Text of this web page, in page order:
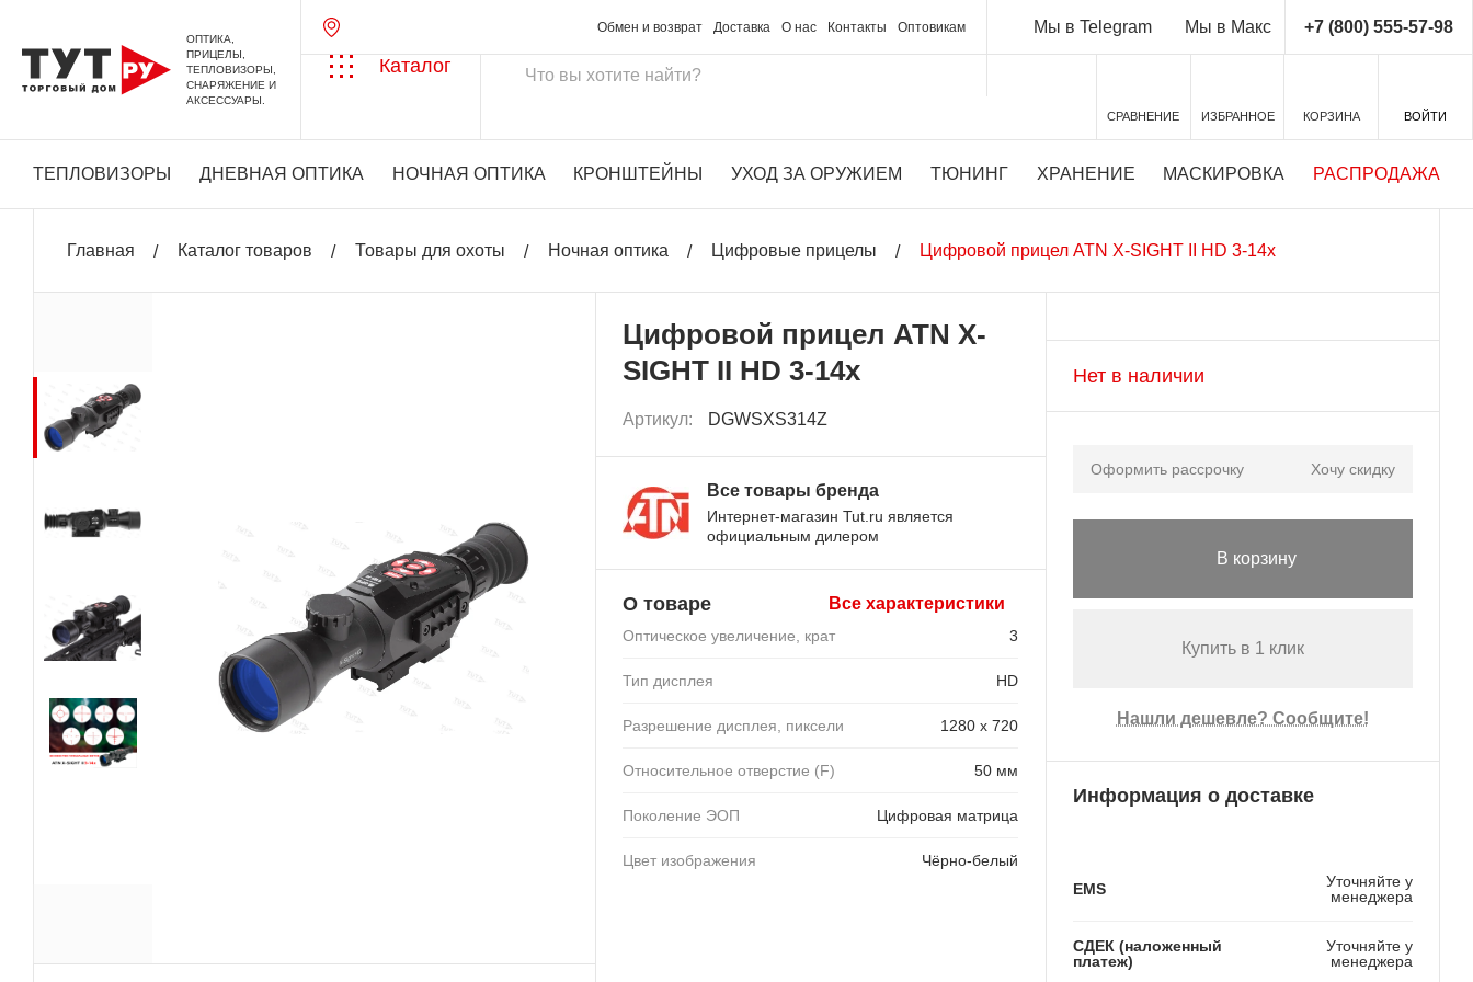
ОПТИКА,
ПРИЦЕЛЫ,
ТЕПЛОВИЗОРЫ,
СНАРЯЖЕНИЕ И
АКСЕССУАРЫ.
Обмен и возврат Доставка О нас Контакты Оптовикам Мы в Telegram Мы в Макс +7 (800) 555-57-98
Каталог
СРАВНЕНИЕ ИЗБРАННОЕ КОРЗИНА ВОЙТИ
ТЕПЛОВИЗОРЫ ДНЕВНАЯ ОПТИКА НОЧНАЯ ОПТИКА КРОНШТЕЙНЫ УХОД ЗА ОРУЖИЕМ ТЮНИНГ ХРАНЕНИЕ МАСКИРОВКА РАСПРОДАЖА
Главная Каталог товаров Товары для охоты Ночная оптика Цифровые прицелы Цифровой прицел ATN X-SIGHT II HD 3-14x
Цифровой прицел ATN X-
SIGHT II HD 3-14x
Артикул: DGWSXS314Z
Все товары бренда
Интернет-магазин Tut.ru является
официальным дилером
О товаре Все характеристики
Оптическое увеличение, крат 3
Тип дисплея HD
Разрешение дисплея, пиксели 1280 х 720
Относительное отверстие (F) 50 мм
Поколение ЭОП Цифровая матрица
Цвет изображения Чёрно-белый
Нет в наличии
Оформить рассрочку Хочу скидку
В корзину
Купить в 1 клик
Нашли дешевле? Сообщите!
Информация о доставке
EMS
Уточняйте у
менеджера
СДЕК (наложенный
платеж)
Уточняйте у
менеджера